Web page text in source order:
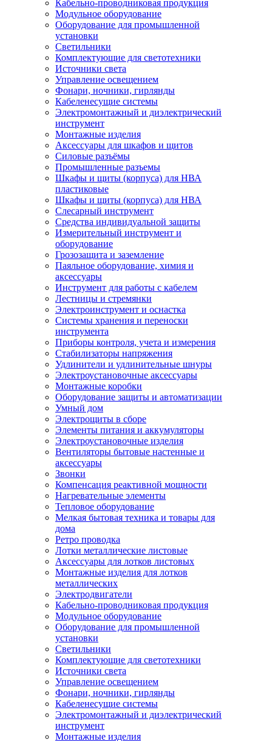
Кабельно-проводниковая продукция
Модульное оборудование
Оборудование для промышленной
установки
Светильники
Комплектующие для светотехники
Источники света
Управление освещением
Фонари, ночники, гирлянды
Кабеленесущие системы
Электромонтажный и диэлектрический
инструмент
Монтажные изделия
Аксессуары для шкафов и щитов
Силовые разъёмы
Промышленные разъемы
Шкафы и щиты (корпуса) для НВА
пластиковые
Шкафы и щиты (корпуса) для НВА
Слесарный инструмент
Средства индивидуальной защиты
Измерительный инструмент и
оборудование
Грозозащита и заземление
Паяльное оборудование, химия и
аксессуары
Инструмент для работы с кабелем
Лестницы и стремянки
Электроинструмент и оснастка
Системы хранения и переноски
инструмента
Приборы контроля, учета и измерения
Стабилизаторы напряжения
Удлинители и удлинительные шнуры
Электроустановочные аксессуары
Монтажные коробки
Оборудование защиты и автоматизации
Умный дом
Электрощиты в сборе
Элементы питания и аккумуляторы
Электроустановочные изделия
Вентиляторы бытовые настенные и
аксессуары
Звонки
Компенсация реактивной мощности
Нагревательные элементы
Тепловое оборудование
Мелкая бытовая техника и товары для
дома
Ретро проводка
Лотки металлические листовые
Аксессуары для лотков листовых
Монтажные изделия для лотков
металлических
Электродвигатели
Кабельно-проводниковая продукция
Модульное оборудование
Оборудование для промышленной
установки
Светильники
Комплектующие для светотехники
Источники света
Управление освещением
Фонари, ночники, гирлянды
Кабеленесущие системы
Электромонтажный и диэлектрический
инструмент
Монтажные изделия